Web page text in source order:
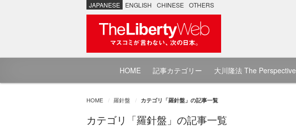
JAPANESE ENGLISH CHINESE OTHERS
HOME 記事カテゴリー 大川隆法 The Perspective
HOME 羅針盤 カテゴリ「羅針盤」の記事一覧
カテゴリ「羅針盤」の記事一覧